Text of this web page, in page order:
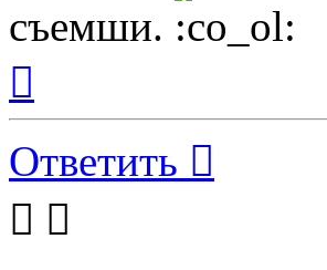
съемши.
началу
Ответить